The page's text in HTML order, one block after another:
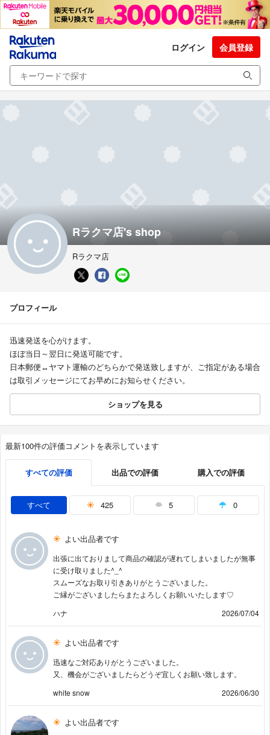
ログイン 会員登録
Rラクマ店's shop
Rラクマ店
プロフィール
迅速発送を心がけます。
ほぼ当日～翌日に発送可能です。
日本郵便↔️ヤマト運輸のどちらかで発送致しますが、ご指定がある場合
は取引メッセージにてお早めにお知らせください。
ショップを見る
最新100件の評価コメントを表示しています
すべての評価 出品での評価 購入での評価
すべて 425 5 0
よい出品者です
出張に出ておりまして商品の確認が遅れてしまいましたが無事
に受け取りました^_^
スムーズなお取り引きありがとうございました。
ご縁がございましたらまたよろしくお願いいたします♡
ハナ
2026/07/04
よい出品者です
迅速なご対応ありがとうございました。
又、機会がございましたらどうぞ宜しくお願い致します。
white snow
2026/06/30
よい出品者です